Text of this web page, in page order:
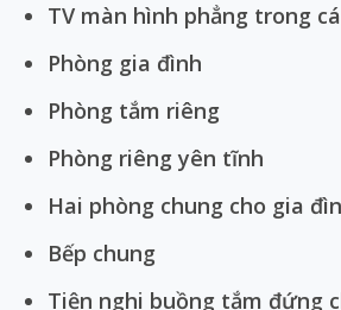
TV màn hình phẳng trong
Phòng gia đình
Phòng tắm riêng
Phòng riêng yên tĩnh
Hai phòng chung cho gia
Bếp chung
Tiện nghi buồng tắm đứng